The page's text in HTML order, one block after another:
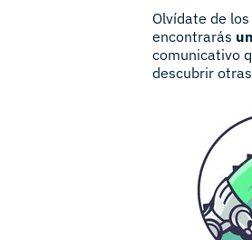
Olvídate de
encontrarás
comunicativo
descubrir